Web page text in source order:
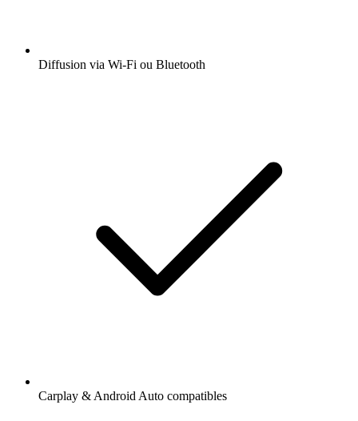
Diffusion via Wi-Fi ou Bluetooth
Carplay & Android Auto compatibles